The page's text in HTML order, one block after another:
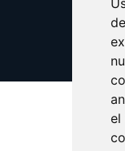
el